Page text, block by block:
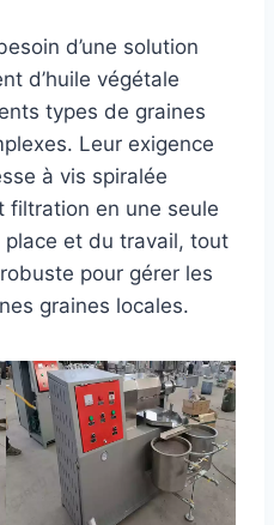
d’une solution
d’huile végétale
types de graines
Leur exigence
à vis spiralée
filtration en une seule
et du travail, tout
pour gérer les
graines locales.